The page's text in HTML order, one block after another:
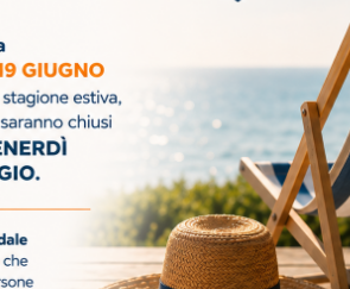
dei miei dati
personali ai
sensi del
GDPR per
l’invio della
newsletter.
Ho letto e
accetto la
Privacy
Policy
delle prestazioni
sull’ecosistema
Contabilità Corso
Avanzato
Contabilità Corso